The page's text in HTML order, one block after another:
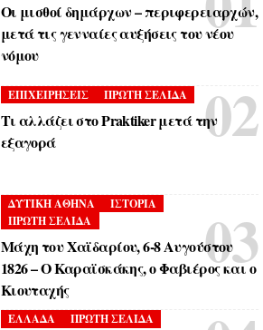
Οι μισθοί δημάρχων – περιφερειαρχών,
μετά τις γενναίες αυξήσεις του νέου
νόμου
ΕΠΙΧΕΙΡΗΣΕΙΣ ΠΡΩΤΗ ΣΕΛΙΔΑ
Τι αλλάζει στο Praktiker μετά την
εξαγορά
ΔΥΤΙΚΗ ΑΘΗΝΑ
ΙΣΤΟΡΙΑ
ΠΡΩΤΗ ΣΕΛΙΔΑ
Μάχη του Χαϊδαρίου, 6-8 Αυγούστου
1826 – Ο Καραϊσκάκης, ο Φαβιέρος και ο
Κιουταχής
ΕΛΛΑΔΑ ΠΡΩΤΗ ΣΕΛΙΔΑ